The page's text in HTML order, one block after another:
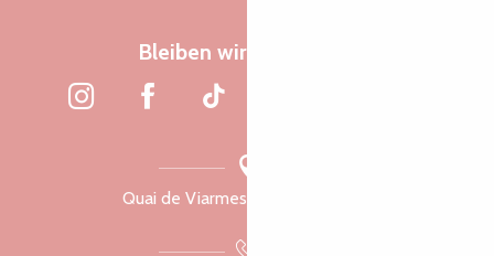
Bleiben wir verbunden
Quai de Viarmes, 22300 Lannion